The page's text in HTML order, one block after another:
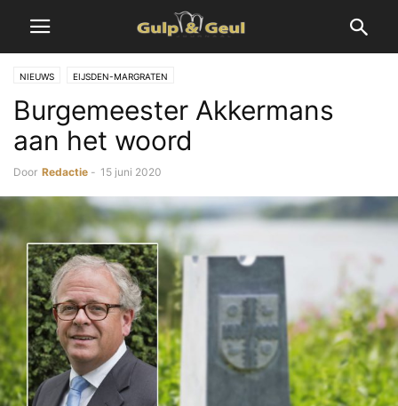
NIEUWS EIJSDEN-MARGRATEN
Burgemeester Akkermans
aan het woord
Door Redactie - 15 juni 2020